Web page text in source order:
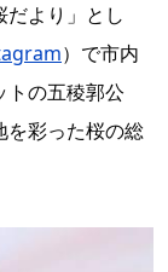
だより」とし
）で市内
トの五稜郭公
を彩った桜の総